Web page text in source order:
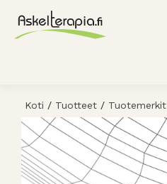
Koti / Tuotteet / Tuotemerkit